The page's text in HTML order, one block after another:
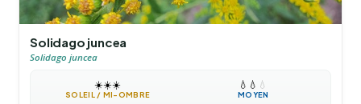
Solidago juncea
Solidago juncea
☀️☀️☀️
SOLEIL / MI-OMBRE
💧 💧 💧
MOYEN